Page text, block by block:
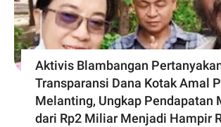
Aktivis Blambangan
Transparansi Dana Kotak Amal
Melanting, Ungkap Pendapatan
dari Rp2 Miliar Menjadi Hampir